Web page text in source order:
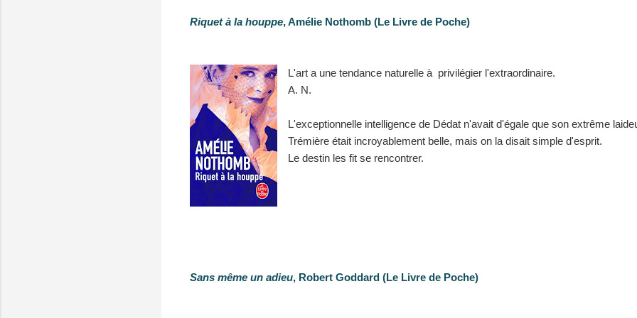
Riquet à la houppe, Amélie Nothomb (Le Livre de Poche)
L'art a une tendance naturelle à privilégier l'extraordinaire.
A. N.
L'exceptionnelle intelligence de Dédat n'avait d'égale que son extrême
Trémière était incroyablement belle, mais on la disait simple d'esprit.
Le destin les fit se rencontrer.
Sans même un adieu, Robert Goddard (Le Livre de Poche)